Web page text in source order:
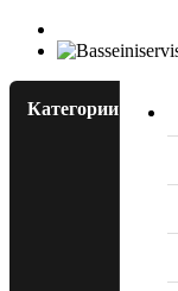
Категории